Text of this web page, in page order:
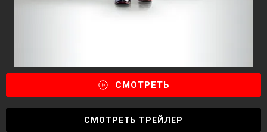
СМОТРЕТЬ
СМОТРЕТЬ ТРЕЙЛЕР